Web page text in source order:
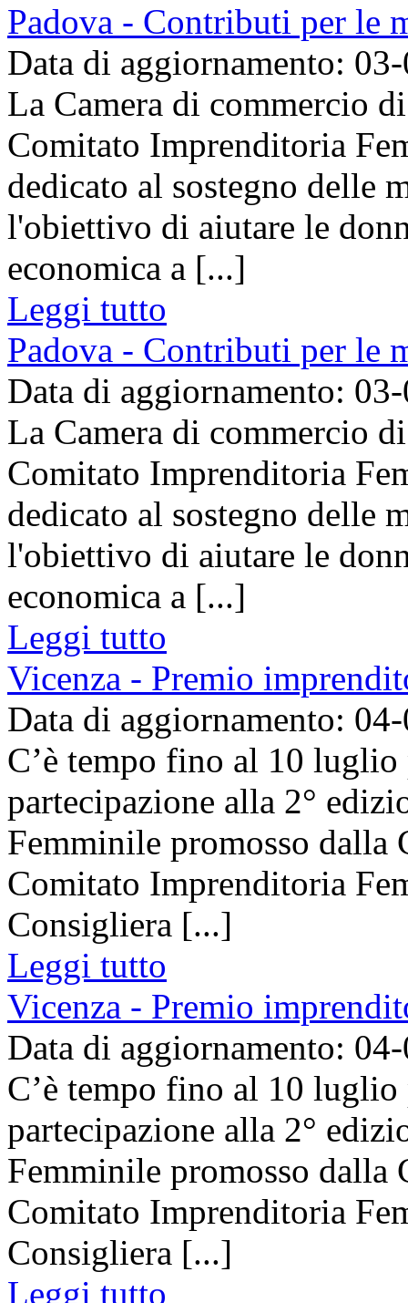
Padova - Contributi per le
Data di aggiornamento:
La Camera di commercio
Comitato Imprenditoria
dedicato al sostegno delle
l'obiettivo di aiutare le
economica a [...]
Leggi tutto
Padova - Contributi per le
Data di aggiornamento:
La Camera di commercio
Comitato Imprenditoria
dedicato al sostegno delle
l'obiettivo di aiutare le
economica a [...]
Leggi tutto
Vicenza - Premio
Data di aggiornamento:
C’è tempo fino al 10 luglio
partecipazione alla 2°
Femminile promosso dalla
Comitato Imprenditoria
Consigliera [...]
Leggi tutto
Vicenza - Premio
Data di aggiornamento:
C’è tempo fino al 10 luglio
partecipazione alla 2°
Femminile promosso dalla
Comitato Imprenditoria
Consigliera [...]
Leggi tutto